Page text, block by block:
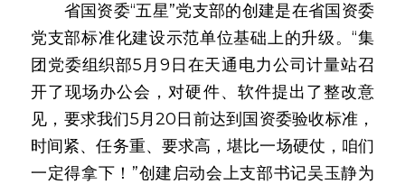
省国资委“五星”党支部的创建是在省国资委
党支部标准化建设示范单位基础上的升级。“集
团党委组织部5月9日在天通电力公司计量站召
开了现场办公会，对硬件、软件提出了整改意
见，要求我们5月20日前达到国资委验收标准，
时间紧、任务重、要求高，堪比一场硬仗，咱们
一定得拿下！”创建启动会上支部书记吴玉静为